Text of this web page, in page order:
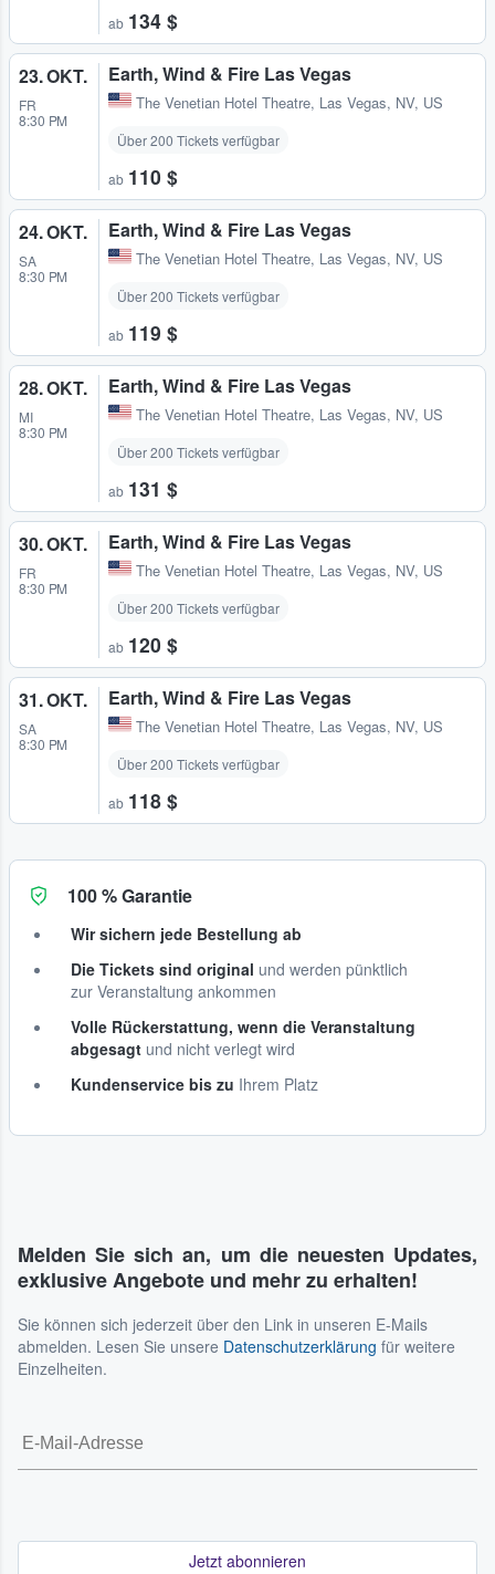
ab 134 $
23. OKT.
FR
8:30 PM
Earth, Wind & Fire Las Vegas
The Venetian Hotel Theatre, Las Vegas, NV, US
Über 200 Tickets verfügbar
ab 110 $
24. OKT.
SA
8:30 PM
Earth, Wind & Fire Las Vegas
The Venetian Hotel Theatre, Las Vegas, NV, US
Über 200 Tickets verfügbar
ab 119 $
28. OKT.
MI
8:30 PM
Earth, Wind & Fire Las Vegas
The Venetian Hotel Theatre, Las Vegas, NV, US
Über 200 Tickets verfügbar
ab 131 $
30. OKT.
FR
8:30 PM
Earth, Wind & Fire Las Vegas
The Venetian Hotel Theatre, Las Vegas, NV, US
Über 200 Tickets verfügbar
ab 120 $
31. OKT.
SA
8:30 PM
Earth, Wind & Fire Las Vegas
The Venetian Hotel Theatre, Las Vegas, NV, US
Über 200 Tickets verfügbar
ab 118 $
100 % Garantie
Wir sichern jede Bestellung ab
Die Tickets sind original und werden pünktlich
zur Veranstaltung ankommen
Volle Rückerstattung, wenn die Veranstaltung
abgesagt und nicht verlegt wird
Kundenservice bis zu Ihrem Platz
Melden Sie sich an, um die neuesten Updates,
exklusive Angebote und mehr zu erhalten!
Sie können sich jederzeit über den Link in unseren E-Mails
abmelden. Lesen Sie unsere Datenschutzerklärung für weitere
Einzelheiten.
Jetzt abonnieren